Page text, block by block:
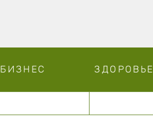
БИЗНЕС ЗДОРОВЬЕ